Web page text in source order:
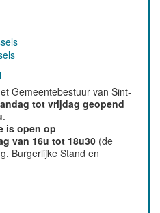
Gemeentebestuur van Sint-
tot vrijdag geopend
.
is open op
van 16u tot 18u30 (de
Burgerlijke Stand en